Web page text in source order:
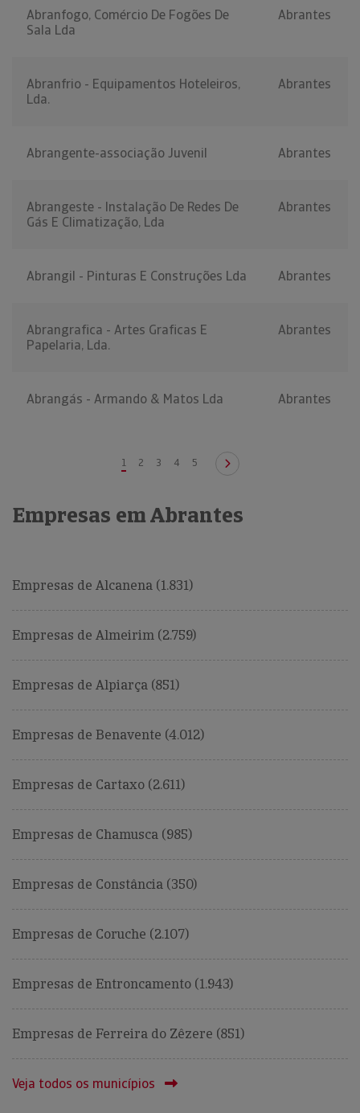
Abranfogo, Comércio De Fogões De
Sala Lda
Abrantes
Abranfrio - Equipamentos Hoteleiros,
Lda.
Abrantes
Abrangente-associação Juvenil Abrantes
Abrangeste - Instalação De Redes De
Gás E Climatização, Lda
Abrantes
Abrangil - Pinturas E Construções Lda Abrantes
Abrangrafica - Artes Graficas E
Papelaria, Lda.
Abrantes
Abrangás - Armando & Matos Lda Abrantes
1 2 3 4 5
Empresas em Abrantes
Empresas de Alcanena (1.831)
Empresas de Almeirim (2.759)
Empresas de Alpiarça (851)
Empresas de Benavente (4.012)
Empresas de Cartaxo (2.611)
Empresas de Chamusca (985)
Empresas de Constância (350)
Empresas de Coruche (2.107)
Empresas de Entroncamento (1.943)
Empresas de Ferreira do Zêzere (851)
Veja todos os municípios